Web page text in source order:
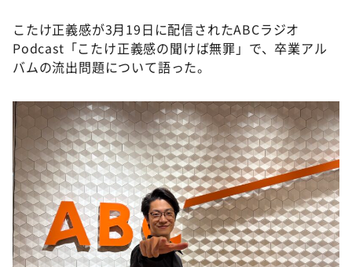
て真剣です
探偵！ナイトスクープ
news おかえり
河合＆A.B.C-Z塚田×福井アナ「なんでやねん！？」
（news おかえり）
DAIGOも台所 ～きょうの献立 何にする？～
本日はダイアンなり！シーズン２
朝だ！生です旅サラダ
教えて！ニュースライブ 正義のミカタ
ＬＩＦＥ～夢のカタチ～
こたけ正義感が3月19日に配信されたABCラジオ
Podcast「こたけ正義感の聞けば無罪」で、卒業アル
バムの流出問題について語った。